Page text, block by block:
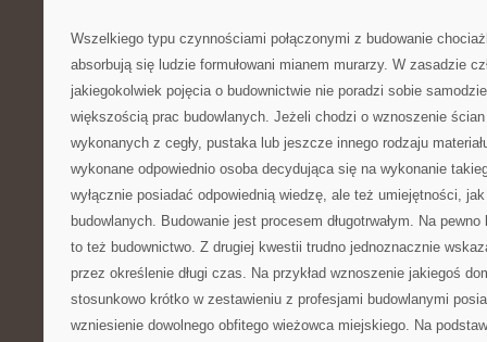
Wszelkiego typu czynnościami połączonymi z budowanie
absorbują się ludzie formułowani mianem murarzy. W zasadzie
jakiegokolwiek pojęcia o budownictwie nie poradzi sobie
większością prac budowlanych. Jeżeli chodzi o wznoszenie
wykonanych z cegły, pustaka lub jeszcze innego rodzaju
wykonane odpowiednio osoba decydująca się na wykonanie
wyłącznie posiadać odpowiednią wiedzę, ale też umiejętności,
budowlanych. Budowanie jest procesem długotrwałym. Na
to też budownictwo. Z drugiej kwestii trudno jednoznacznie
przez określenie długi czas. Na przykład wznoszenie jakiegoś
stosunkowo krótko w zestawieniu z profesjami budowlanymi
wzniesienie dowolnego obfitego wieżowca miejskiego. Na